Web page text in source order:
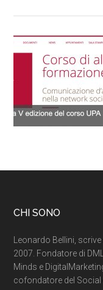
CHI SONO
Leonardo Bellini,
2007. Fondatore di
Minds e
cofondatore del Social